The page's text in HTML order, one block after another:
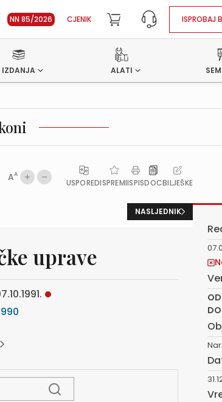
NN 85/2026 CJENIK ISPROBAJ
IZDANJA ALATI
AA
USPOREDISPREMIISPISDOCBILJEŠKE
NASLJEDNIK
uprave